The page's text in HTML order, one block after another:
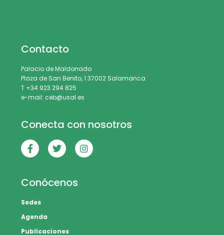
Contacto
Palacio de Maldonado
Plaza de San Benito, 1 37002 Salamanca
T +34 923 294 825
e-mail: ceb@usal.es
Conecta con nosotros
Conócenos
Sedes
Agenda
Publicaciones